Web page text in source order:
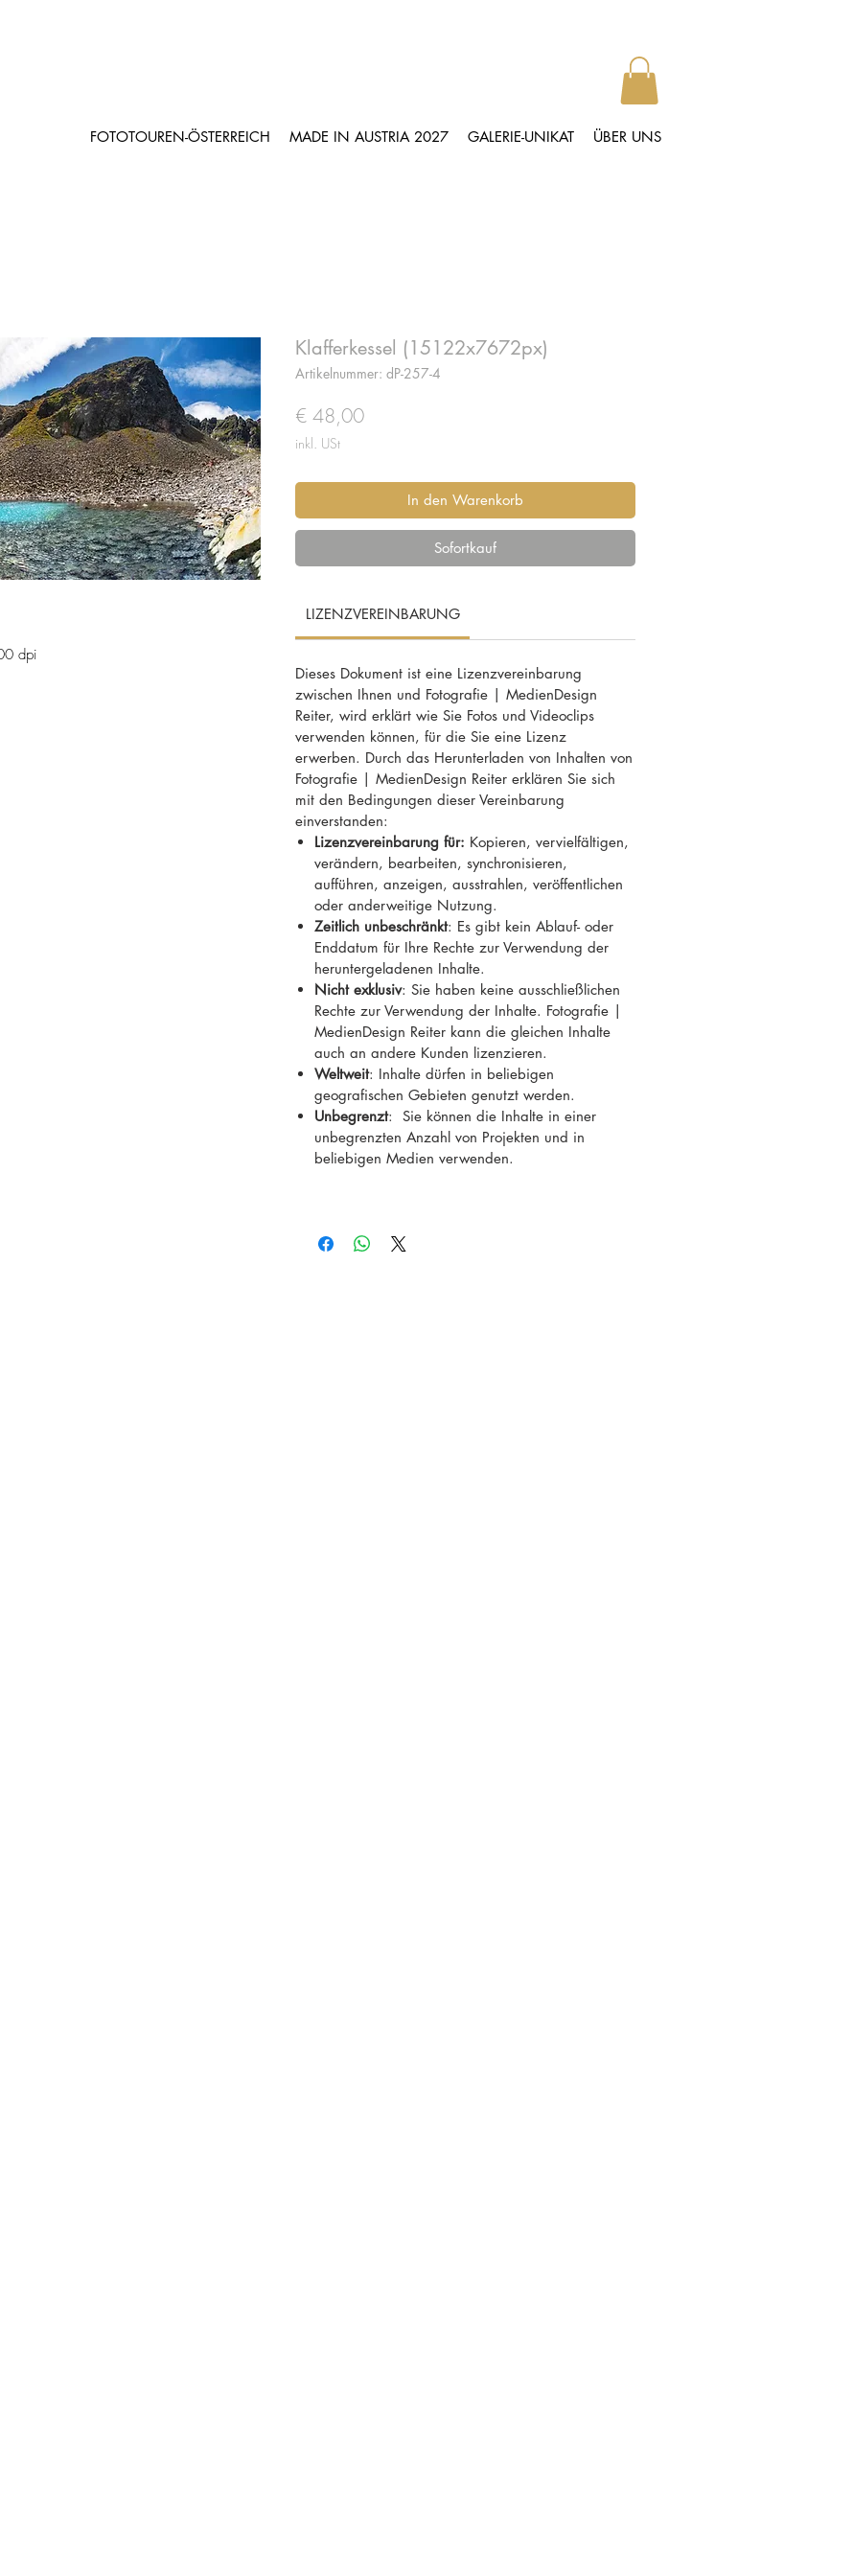
FOTOTOUREN-ÖSTERREICH MADE IN AUSTRIA 2027 GALERIE-UNIKAT ÜBER UNS
dpi
Klafferkessel (15122x7672px)
Artikelnummer: dP-257-4
€ 48,00Preis
inkl. USt
In den Warenkorb
Sofortkauf
LIZENZVEREINBARUNG
Dieses Dokument ist eine Lizenzvereinbarung
zwischen Ihnen und Fotografie | MedienDesign
Reiter, wird erklärt wie Sie Fotos und Videoclips
verwenden können, für die Sie eine Lizenz
erwerben. Durch das Herunterladen von Inhalten von
Fotografie | MedienDesign Reiter erklären Sie sich
mit den Bedingungen dieser Vereinbarung
einverstanden:
Lizenzvereinbarung für: Kopieren, vervielfältigen,
verändern, bearbeiten, synchronisieren,
aufführen, anzeigen, ausstrahlen, veröffentlichen
oder anderweitige Nutzung.
Zeitlich unbeschränkt: Es gibt kein Ablauf- oder
Enddatum für Ihre Rechte zur Verwendung der
heruntergeladenen Inhalte.
Nicht exklusiv: Sie haben keine ausschließlichen
Rechte zur Verwendung der Inhalte. Fotografie |
MedienDesign Reiter kann die gleichen Inhalte
auch an andere Kunden lizenzieren.
Weltweit: Inhalte dürfen in beliebigen
geografischen Gebieten genutzt werden.
Unbegrenzt: Sie können die Inhalte in einer
unbegrenzten Anzahl von Projekten und in
beliebigen Medien verwenden.